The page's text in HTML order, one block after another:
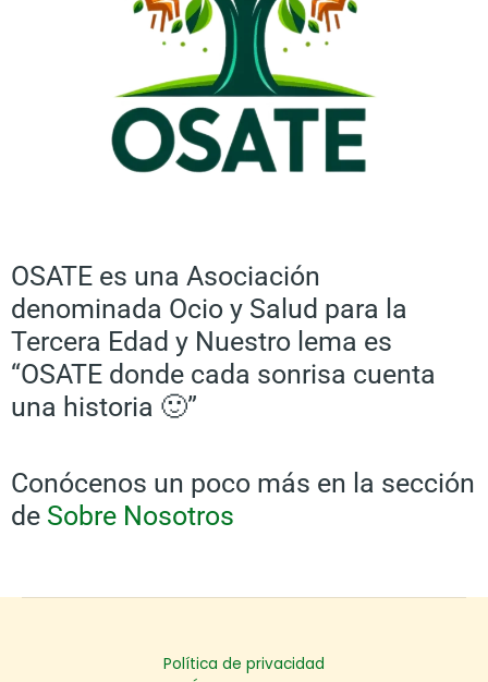
OSATE es una Asociación
denominada Ocio y Salud para la
Tercera Edad y Nuestro lema es
“OSATE donde cada sonrisa cuenta
una historia 🙂”
Conócenos un poco más en la sección
de Sobre Nosotros
Política de privacidad